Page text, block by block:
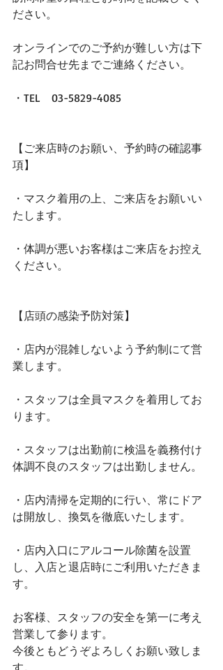
ださい。﻿
オンラインでのご予約が難しい方は﻿下
記お問合せ先までご連絡ください。﻿
・TEL　03-5829-4085﻿
【ご来店時のお願い、予約時の確認事
項】﻿
・マスク着用の上、ご来店をお願いい
たします。﻿
・体調が悪いお客様はご来店をお控え
ください。﻿
【店頭の感染予防対策】﻿
・店内が混雑しないよう予約制にて営
業します。﻿
・スタッフは全員マスクを着用してお
ります。﻿
・スタッフは出勤前に検温を義務付け
体調不良の﻿スタッフは出勤しません。﻿
・店内清掃を定期的に行い、常にドア
は開放し、﻿換気を徹底いたします。﻿
・店内入口にアルコール除菌を設置
し、﻿入店と退店時にご利用いただきま
す。﻿
お客様、スタッフの安全を第一に考え
営業して参ります。
今後ともどうぞよろしくお願い致しま
す。